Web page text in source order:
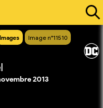
Images Image n°11510
2013